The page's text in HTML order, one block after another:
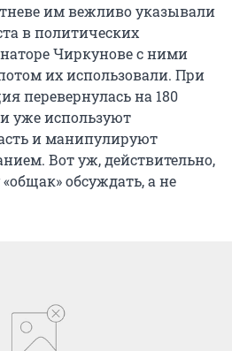
им вежливо указывали
в политических
Чиркунове с ними
их использовали. При
перевернулась на 180
уже используют
и манипулируют
Вот уж, действительно,
обсуждать, а не